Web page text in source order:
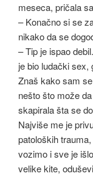
meseca, pričala
– Konačno si se
nikako da se
– Tip je ispao
je bio ludački sex,
Znaš kako sam
nešto što može
skapirala šta se
Najviše me je
patoloških
vozimo i sve je
velike kite,